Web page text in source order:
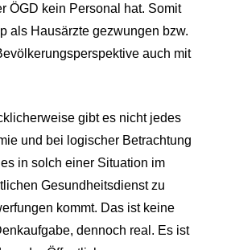
ÖGD kein Personal hat. Somit
als Hausärzte gezwungen bzw.
auch mit
gibt es nicht jedes
und bei logischer Betrachtung
in solch einer Situation im
Gesundheitsdienst zu
kommt. Das ist keine
dennoch real. Es ist